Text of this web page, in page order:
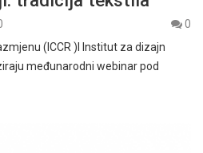
0
(ICCR )I Institut za dizajn
međunarodni webinar pod